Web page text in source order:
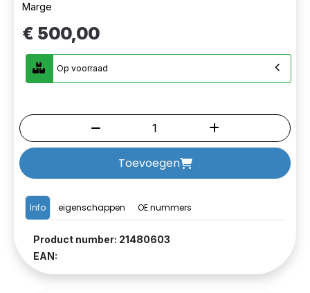
Info eigenschappen OE nummers
Product number: 21480603
EAN:
Marge
€ 500,00
Op voorraad
Toevoegen